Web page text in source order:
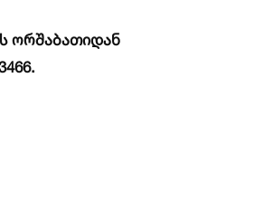
ორშაბათიდან